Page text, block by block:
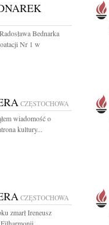
Bednarka
Nr 1 w
CZĘSTOCHOWA
wiadomość o
kultury...
CZĘSTOCHOWA
zmarł Ireneusz